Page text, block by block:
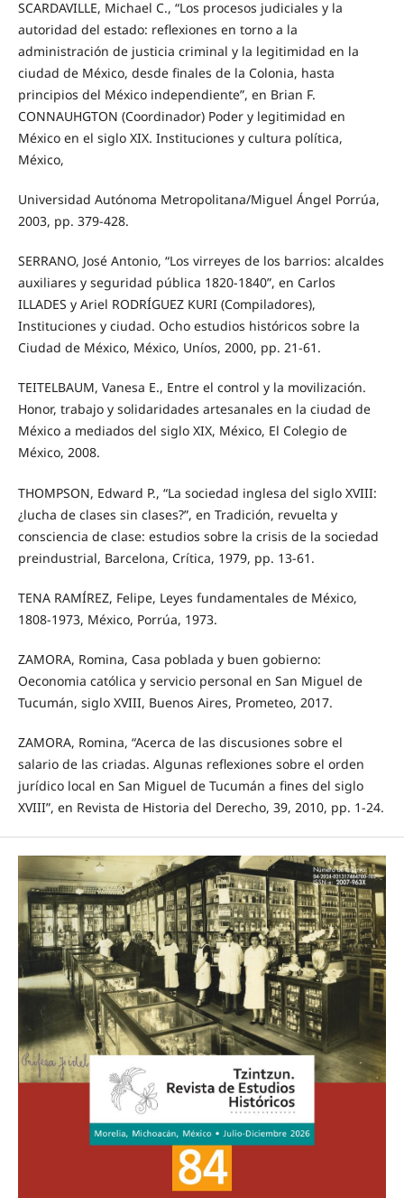
SCARDAVILLE, Michael C., “Los procesos judiciales y la
autoridad del estado: reflexiones en torno a la
administración de justicia criminal y la legitimidad en la
ciudad de México, desde finales de la Colonia, hasta
principios del México independiente”, en Brian F.
CONNAUHGTON (Coordinador) Poder y legitimidad en
México en el siglo XIX. Instituciones y cultura política,
México,
Universidad Autónoma Metropolitana/Miguel Ángel Porrúa,
2003, pp. 379-428.
SERRANO, José Antonio, “Los virreyes de los barrios: alcaldes
auxiliares y seguridad pública 1820-1840”, en Carlos
ILLADES y Ariel RODRÍGUEZ KURI (Compiladores),
Instituciones y ciudad. Ocho estudios históricos sobre la
Ciudad de México, México, Uníos, 2000, pp. 21-61.
TEITELBAUM, Vanesa E., Entre el control y la movilización.
Honor, trabajo y solidaridades artesanales en la ciudad de
México a mediados del siglo XIX, México, El Colegio de
México, 2008.
THOMPSON, Edward P., “La sociedad inglesa del siglo XVIII:
¿lucha de clases sin clases?”, en Tradición, revuelta y
consciencia de clase: estudios sobre la crisis de la sociedad
preindustrial, Barcelona, Crítica, 1979, pp. 13-61.
TENA RAMÍREZ, Felipe, Leyes fundamentales de México,
1808-1973, México, Porrúa, 1973.
ZAMORA, Romina, Casa poblada y buen gobierno:
Oeconomia católica y servicio personal en San Miguel de
Tucumán, siglo XVIII, Buenos Aires, Prometeo, 2017.
ZAMORA, Romina, “Acerca de las discusiones sobre el
salario de las criadas. Algunas reflexiones sobre el orden
jurídico local en San Miguel de Tucumán a fines del siglo
XVIII”, en Revista de Historia del Derecho, 39, 2010, pp. 1-24.